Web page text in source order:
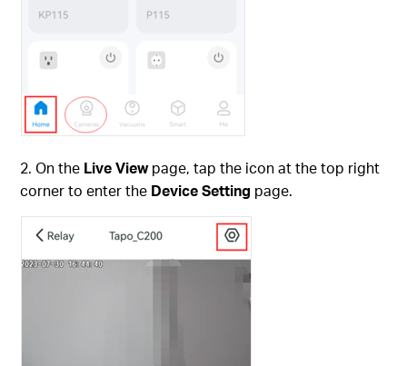
2. On the Live Viewpage, tap the icon at the top right
corner to enter the Device Setting page.